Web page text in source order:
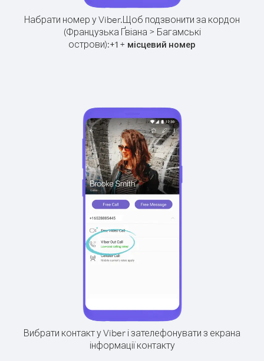
Набрати номер у Viber.Щоб подзвонити за кордон
(Французька Ґвіана > Багамські
острови):+1 + місцевий номер
Вибрати контакт у Viber і зателефонувати з екрана
інформації контакту